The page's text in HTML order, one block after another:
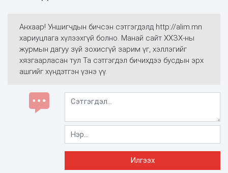
Анхаар! Уншигчдын бичсэн сэтгэгдэлд http://alim.mn
хариуцлага хүлээхгүй болно. Манай сайт ХХЗХ-ны
журмын дагуу зүй зохисгүй зарим үг, хэллэгийг
хязгаарласан тул Та сэтгэгдэл бичихдээ бусдын эрх
ашгийг хүндэтгэн үзнэ үү.